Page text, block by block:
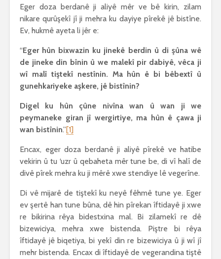
Eger doza berdanê ji aliyê mêr ve bê kirin, zilam
nikare qurûşekî jî ji mehra ku dayiye pîrekê jê bistîne.
Ev, hukmê ayeta li jêr e:
“Eger hûn bixwazin ku jinekê berdin û di şûna wê
de jineke din bînin û we malekî pir dabiyê, vêca ji
wî malî tiştekî nestînin. Ma hûn ê bi bêbextî û
gunehkariyeke aşkere, jê bistînin?
Digel ku hûn çûne nivîna wan û wan ji we
peymaneke giran jî wergirtiye, ma hûn ê çawa ji
wan bistînin.”[1]
Encax, eger doza berdanê ji aliyê pîrekê ve hatibe
vekirin û tu ‘uzr û qebaheta mêr tune be, di vî halî de
divê pîrek mehra ku ji mêrê xwe stendiye lê vegerîne.
Di vê mijarê de tiştekî ku neyê fêhmê tune ye. Eger
ev şertê han tune bûna, dê hin pîrekan îftidayê ji xwe
re bikirina rêya bidestxina mal. Bi zilamekî re dê
bizewiciya, mehra xwe bistenda. Piştre bi rêya
îftidayê jê biqetiya, bi yekî din re bizewiciya û ji wî jî
mehr bistenda. Encax di îftidayê de vegerandina tiştê